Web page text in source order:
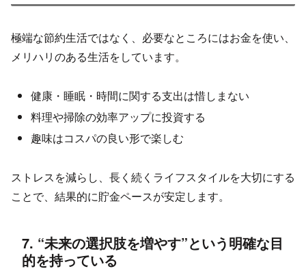
極端な節約生活ではなく、必要なところにはお金を使い、
メリハリのある生活をしています。
健康・睡眠・時間に関する支出は惜しまない
料理や掃除の効率アップに投資する
趣味はコスパの良い形で楽しむ
ストレスを減らし、長く続くライフスタイルを大切にする
ことで、結果的に貯金ペースが安定します。
7. “未来の選択肢を増やす”という明確な目
的を持っている